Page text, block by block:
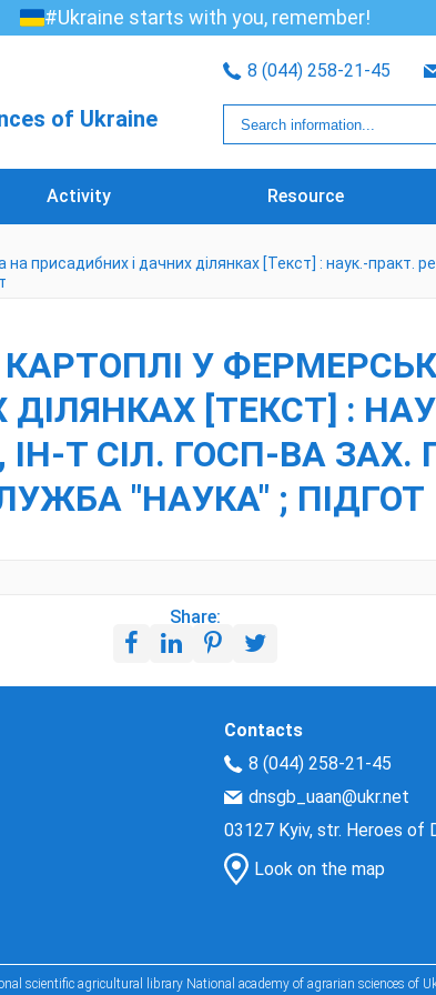
#Ukraine starts with you, remember!
of Ukraine
8 (044) 258-21-45
Activity Resource
присадибних і дачних ділянках [Текст] : наук.-практ.
У
[ТЕКСТ] :
Т СІЛ. ГОСП-ВА ЗАХ.
"НАУКА" ; ПІДГОТ
Share:
Contacts
8 (044) 258-21-45
dnsgb_uaan@ukr.net
03127 Kyiv, str. Heroes of
Look on the map
scientific agricultural library National academy of agrarian sciences of